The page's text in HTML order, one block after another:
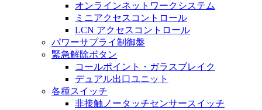
オンラインネットワークシステム
ミニアクセスコントロール
LCN アクセスコントロール
パワーサプライ制御盤
緊急解除ボタン
コールポイント・ガラスブレイク
デュアル出口ユニット
各種スイッチ
非接触ノータッチセンサースイッチ